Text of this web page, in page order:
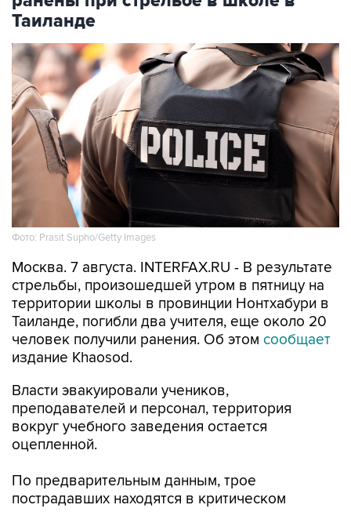
Фото: Prasit Supho/Getty Images
Москва. 7 августа. INTERFAX.RU - В результате
территории школы в провинции Нонтхабури в
Таиланде, погибли два учителя, еще около 20
человек получили ранения. Об этомсообщает
издание Khaosod.
Власти эвакуировали учеников,
вокруг учебного заведения остается
оцепленной.
По предварительным данным, трое
состоянии с огнестрельными ранениями
грудной клетки.